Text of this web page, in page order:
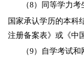
（8）同等学力考
国家承认学历的本科
注册备案表》或《中
（9）自学考试和